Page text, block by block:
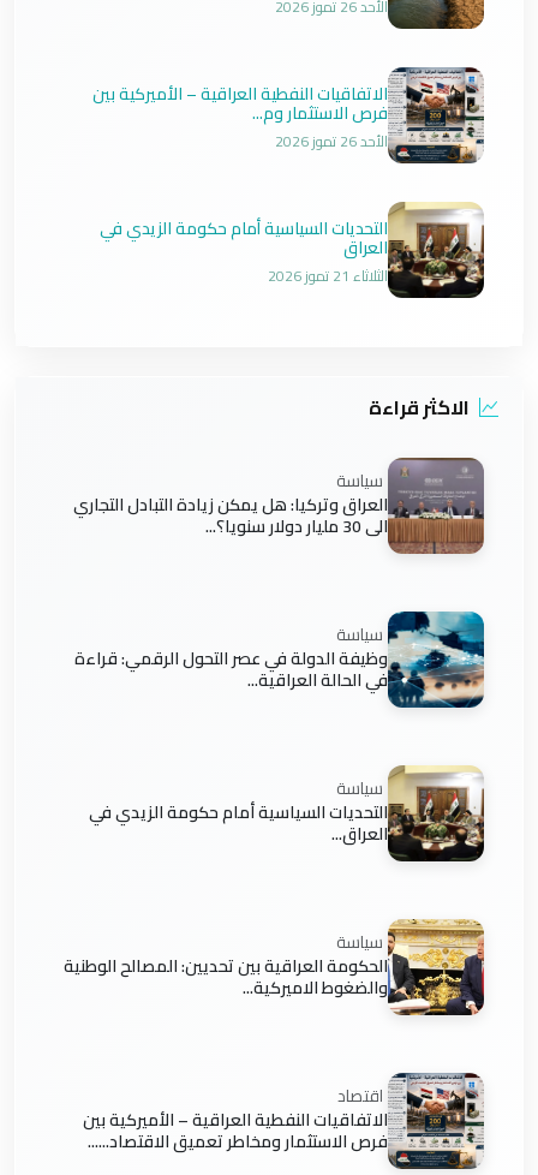
الأحد 26 تموز 2026
الاتفاقيات النفطية العراقية – الأميركية بين
فرص الاستثمار وم...
الأحد 26 تموز 2026
التحديات السياسية أمام حكومة الزيدي في
العراق
الثلاثاء 21 تموز 2026
الاكثر قراءة
سياسة
العراق وتركيا: هل يمكن زيادة التبادل التجاري
الى 30 مليار دولار سنويا؟...
سياسة
وظيفة الدولة في عصر التحول الرقمي: قراءة
في الحالة العراقية...
سياسة
التحديات السياسية أمام حكومة الزيدي في
العراق...
سياسة
الحكومة العراقية بين تحديين: المصالح الوطنية
والضغوط الاميركية...
اقتصاد
الاتفاقيات النفطية العراقية – الأميركية بين
فرص الاستثمار ومخاطر تعميق الاقتصاد......